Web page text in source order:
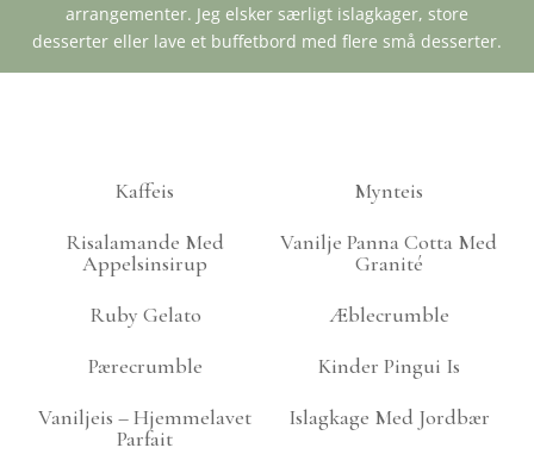
arrangementer. Jeg elsker særligt islagkager, store
desserter eller lave et buffetbord med flere små desserter.
Kaffeis
Mynteis
Risalamande Med
Appelsinsirup
Vanilje Panna Cotta Med
Granité
Ruby Gelato
Æblecrumble
Pærecrumble
Kinder Pingui Is
Vaniljeis – Hjemmelavet
Parfait
Islagkage Med Jordbær